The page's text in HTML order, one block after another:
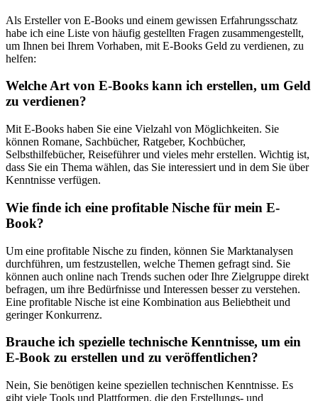
Als Ersteller von E-Books und einem gewissen Erfahrungsschatz
habe ich eine Liste von häufig gestellten Fragen zusammengestellt,
um Ihnen bei Ihrem Vorhaben, mit E-Books Geld zu verdienen, zu
helfen:
Welche Art von E-Books kann ich erstellen, um Geld
zu verdienen?
Mit E-Books haben Sie eine Vielzahl von Möglichkeiten. Sie
können Romane, Sachbücher, Ratgeber, Kochbücher,
Selbsthilfebücher, Reiseführer und vieles mehr erstellen. Wichtig ist,
dass Sie ein Thema wählen, das Sie interessiert und in dem Sie über
Kenntnisse verfügen.
Wie finde ich eine profitable Nische für mein E-
Book?
Um eine profitable Nische zu finden, können Sie Marktanalysen
durchführen, um festzustellen, welche Themen gefragt sind. Sie
können auch online nach Trends suchen oder Ihre Zielgruppe direkt
befragen, um ihre Bedürfnisse und Interessen besser zu verstehen.
Eine profitable Nische ist eine Kombination aus Beliebtheit und
geringer Konkurrenz.
Brauche ich spezielle technische Kenntnisse, um ein
E-Book zu erstellen und zu veröffentlichen?
Nein, Sie benötigen keine speziellen technischen Kenntnisse. Es
gibt viele Tools und Plattformen, die den Erstellungs- und